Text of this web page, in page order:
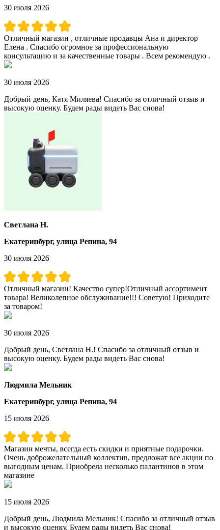
30 июля 2026
Отличный магазин , отличные продавцы Ана и директор
Елена . Спасибо огромное за профессиональную
консультацию и за качественные товары . Всем рекомендую .
30 июля 2026
Добрый день, Катя Миляева! Спасибо за отличный отзыв и
высокую оценку. Будем рады видеть Вас снова!
Светлана Н.
Екатеринбург, улица Репина, 94
30 июля 2026
Отличный магазин! Качество супер!Отличный ассортимент
товара! Великолепное обслуживание!!! Советую! Приходите
за товаром!
30 июля 2026
Добрый день, Светлана Н.! Спасибо за отличный отзыв и
высокую оценку. Будем рады видеть Вас снова!
Людмила Мельник
Екатеринбург, улица Репина, 94
15 июля 2026
Магазин мечты, всегда есть скидки и приятные подарочки.
Очень доброжелательный коллектив, предложат все акции по
выгодным ценам. Приобрела несколько палантинов в этом
магазине
15 июля 2026
Добрый день, Людмила Мельник! Спасибо за отличный отзыв
и высокую оценку. Будем рады видеть Вас снова!